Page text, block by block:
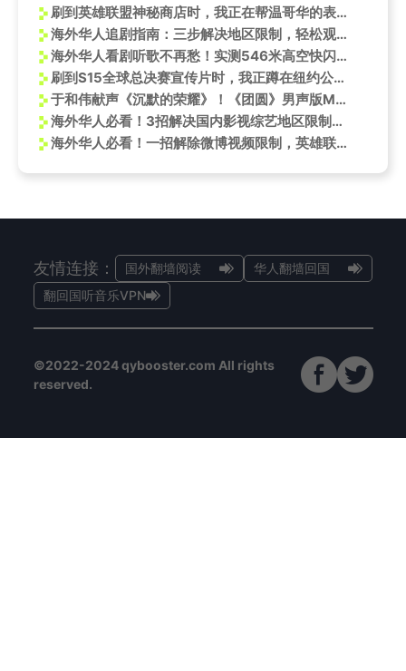
刷到英雄联盟神秘商店时，我正在帮温哥华的表弟研究怎么解除国服限制
海外华人追剧指南：三步解决地区限制，轻松观看白鹿新剧
海外华人看剧听歌不再愁！实测546米高空快闪活动解锁地区限制新思路
刷到S15全球总决赛宣传片时，我正蹲在纽约公寓调时差——IG和T1的对决让我想起当年翻墙看比赛的疯狂
于和伟献声《沉默的荣耀》！《团圆》男声版MV曝光，唱出谍战英雄的家国情怀
海外华人必看！3招解决国内影视综艺地区限制，不再错过《云顶之弈》精英巡回赛
海外华人必看！一招解除微博视频限制，英雄联盟新皮肤卡莉丝塔帅炸了
友情连接： 国外翻墙阅读
华人翻墙回国
翻回国听音乐VPN
©2022-2024 qybooster.com All rights
reserved.